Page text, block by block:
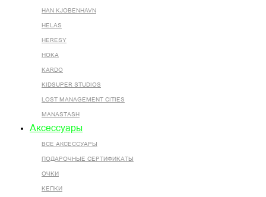
HAN KJOBENHAVN
HELAS
HERESY
HOKA
KARDO
KIDSUPER STUDIOS
LOST MANAGEMENT CITIES
MANASTASH
Аксессуары
ВСЕ AКСЕССУАРЫ
ПОДАРОЧНЫЕ СЕРТИФИКАТЫ
ОЧКИ
КЕПКИ